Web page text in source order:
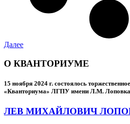
Далее
О КВАНТОРИУМЕ
15 ноября 2024 г. состоялось
«Кванториума» ЛГПУ имени Л.М. Лоповка
ЛЕВ МИХАЙЛОВИЧ